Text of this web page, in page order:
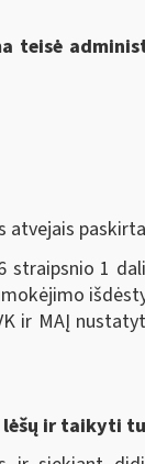
teisė
1
ir MAĮ
lėšų ir taikyti